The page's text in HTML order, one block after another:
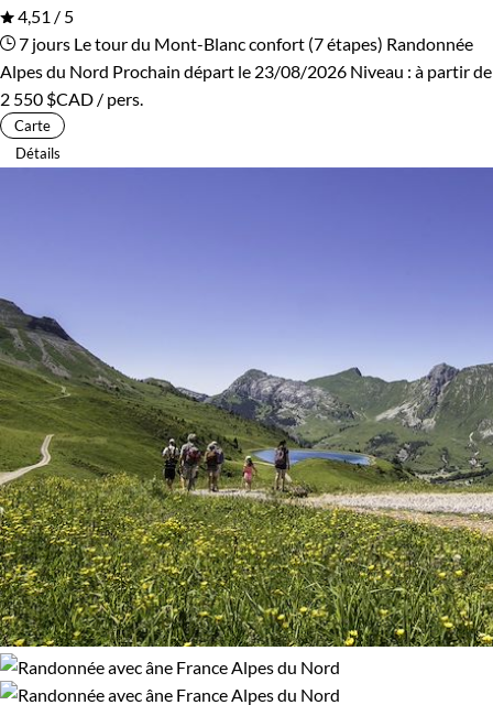
4,51 / 5
7 jours Le tour du Mont-Blanc confort (7 étapes) Randonnée
Alpes du Nord Prochain départ le 23/08/2026 Niveau : à partir de
2 550 $CAD / pers.
Carte
Détails